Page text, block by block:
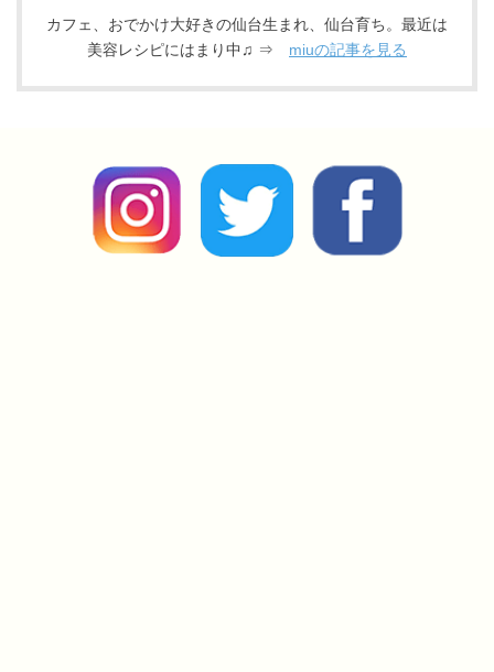
カフェ、おでかけ大好きの仙台生まれ、仙台育ち。最近は
美容レシピにはまり中♫ ⇒ miuの記事を見る